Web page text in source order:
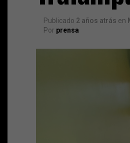
Publicado 2 años atrás en
Por prensa